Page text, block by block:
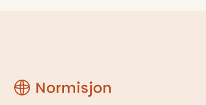
Region
Rogaland